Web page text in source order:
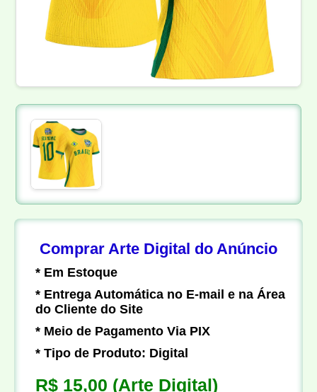
Comprar Arte Digital do Anúncio
* Em Estoque
* Entrega Automática no E-mail e na Área
do Cliente do Site
* Meio de Pagamento Via PIX
* Tipo de Produto: Digital
R$ 15,00 (Arte Digital)